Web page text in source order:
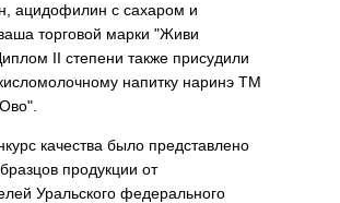
ацидофилин с сахаром и
торговой марки "Живи
II степени также присудили
напитку наринэ ТМ
качества было представлено
продукции от
Уральского федерального